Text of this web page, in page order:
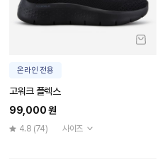
온라인 전용
고워크 플렉스
99,000 원
4.8 (74) 사이즈